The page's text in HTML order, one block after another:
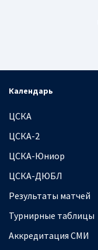
Календарь
ЦСКА
ЦСКА-2
ЦСКА-Юниор
ЦСКА-ДЮБЛ
Результаты матчей
Турнирные таблицы
Аккредитация СМИ